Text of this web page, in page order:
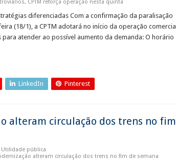
CPTM reforça operação nesta quinta
diferenciadas Com a confirmação da paralisação
(18/1), a CPTM adotará no início da operação comercial
para atender ao possível aumento da demanda: O horário
LinkedIn Pinterest
alteram circulação dos trens no fim
Utilidade pública
alteram circulação dos trens no fim de semana